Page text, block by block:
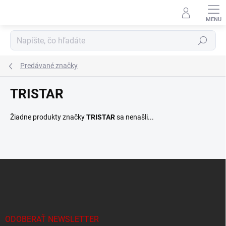
Hľadať
Predávané značky
TRISTAR
Žiadne produkty značkyTRISTARsa nenašli...
ODOBERAŤ NEWSLETTER